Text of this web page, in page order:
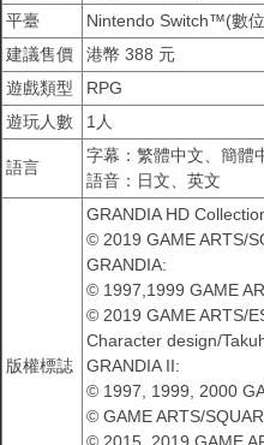
平臺
Nintendo Switch™(數
建議售價
港幣 388 元
遊戲類型
RPG
遊玩人數
1人
語言
字幕：繁體中文、簡體
語音：日文、英文
版權標誌
GRANDIA HD
© 2019 GAME ARTS/
GRANDIA:
© 1997,1999 GAME
© 2019 GAME ARTS/
Character design/
GRANDIA II:
© 1997, 1999, 2000
© GAME ARTS/